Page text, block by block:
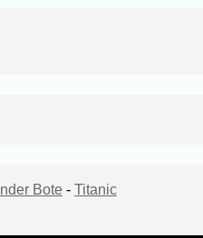
Bote - Titanic